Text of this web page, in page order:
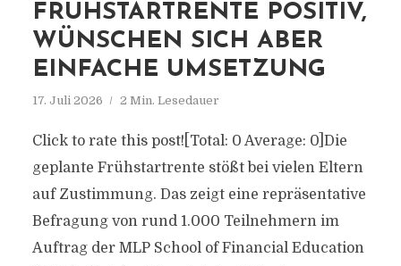
FRÜHSTARTRENTE POSITIV,
WÜNSCHEN SICH ABER
EINFACHE UMSETZUNG
17. Juli 2026 2 Min. Lesedauer
Click to rate this post![Total: 0 Average: 0]Die
geplante Frühstartrente stößt bei vielen Eltern
auf Zustimmung. Das zeigt eine repräsentative
Befragung von rund 1.000 Teilnehmern im
Auftrag der MLP School of Financial Education